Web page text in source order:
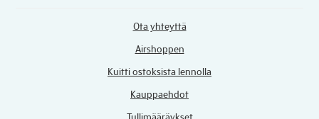
Ota yhteyttä
Airshoppen
Kuitti ostoksista lennolla
Kauppaehdot